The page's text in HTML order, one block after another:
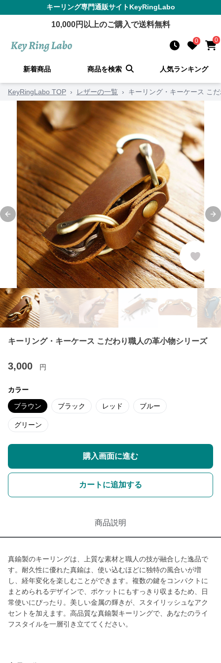
キーリング専門通販サイトKeyRingLabo
10,000円以上のご購入で送料無料
0 0
新着商品 商品を検索 人気ランキング
KeyRingLabo TOP › レザーの一覧 › キーリング・キーケース こ
Previous slide
キーリング・キーケース こだわり職人の革小物シリーズ
3,000 円
カラー
ブラウン ブラック レッド ブルー
グリーン
購入画面に進む
カートに追加する
商品説明
真鍮製のキーリングは、上質な素材と職人の技が融合した逸品で
す。耐久性に優れた真鍮は、使い込むほどに独特の風合いが増
し、経年変化を楽しむことができます。複数の鍵をコンパクトに
まとめられるデザインで、ポケットにもすっきり収まるため、日
常使いにぴったり。美しい金属の輝きが、スタイリッシュなアク
セントを加えます。高品質な真鍮製キーリングで、あなたのライ
フスタイルを一層引き立ててください。